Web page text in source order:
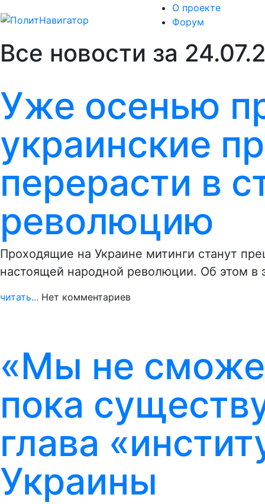
О проекте
Форум
Все новости за
Уже осенью
украинские
перерасти в
революцию
Проходящие на Украине митинги станут
настоящей народной революции. Об этом в
читать... Нет комментариев
«Мы не
пока
глава
Украины